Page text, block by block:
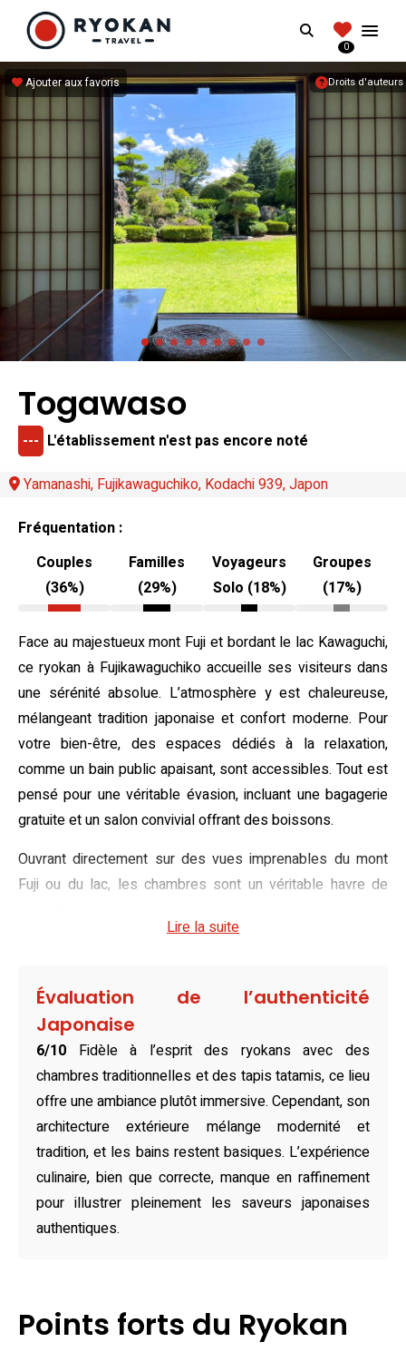
RYOKANTRAVEL
Vivez l'expérience authentique d'un Ryokan
Search
0
Droits d'auteurs
Ajouter aux favoris
Togawaso
--- L'établissement n'est pas encore noté
Yamanashi, Fujikawaguchiko, Kodachi 939, Japon
Fréquentation :
Couples
(36%)
Familles
(29%)
Voyageurs
Solo (18%)
Groupes
(17%)
Face au majestueux mont Fuji et bordant le lac Kawaguchi,
ce ryokan à Fujikawaguchiko accueille ses visiteurs dans
une sérénité absolue. L’atmosphère y est chaleureuse,
mélangeant tradition japonaise et confort moderne. Pour
votre bien-être, des espaces dédiés à la relaxation,
comme un bain public apaisant, sont accessibles. Tout est
pensé pour une véritable évasion, incluant une bagagerie
gratuite et un salon convivial offrant des boissons.
Ouvrant directement sur des vues imprenables du mont
Fuji ou du lac, les chambres sont un véritable havre de
vous invitent à découvrir l’art de vivre local. Vous dormirez
authentique, avec tout le nécessaire pour un séjour
agréable. Les salles de bains et toilettes communes sont
impeccablement entretenues, renforçant une atmosphère
de partage et de convivialité.
Ravissez vos papilles avec un copieux petit-déjeuner fait
maison, servi dans une jolie salle à manger chaleureuse.
Le restaurant Northern Kitchen sur place propose une
délicieuse cuisine alliant influences américaines,
japonaises et asiatiques. Pour varier les plaisirs, des cafés
et restaurants charmants accessibles à pied ou en voiture
Lire la suite
Évaluation de l’authenticité
Japonaise
6/10
Fidèle à l’esprit des ryokans avec des
chambres traditionnelles et des tapis tatamis, ce lieu
offre une ambiance plutôt immersive. Cependant, son
architecture extérieure mélange modernité et
tradition, et les bains restent basiques. L’expérience
culinaire, bien que correcte, manque en raffinement
pour illustrer pleinement les saveurs japonaises
authentiques.
Points forts du Ryokan